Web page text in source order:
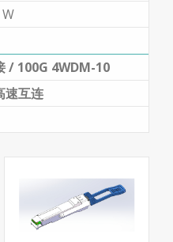
/ 100G 4WDM-10
速互连